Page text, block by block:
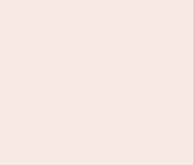
用のグレードまではいかなくて
かい商品であれば高い効果が期待
などでマスク自体を汚してしまう
や衛生面からみても